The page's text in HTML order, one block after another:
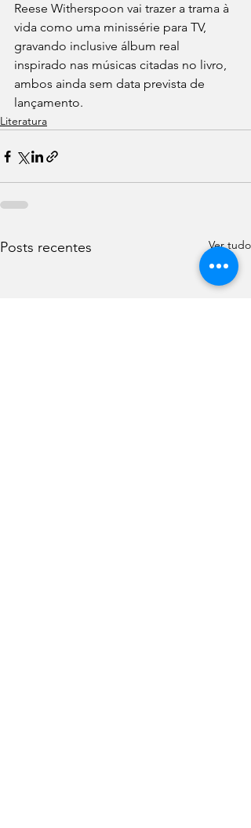
Reese Witherspoon vai trazer a trama à
vida como uma minissérie para TV,
gravando inclusive álbum real
inspirado nas músicas citadas no livro,
ambos ainda sem data prevista de
lançamento.
Literatura
Posts recentes Ver tudo